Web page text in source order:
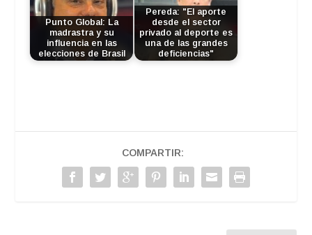
Punto Global: La
madrastra y su
influencia en las
elecciones de Brasil
Pereda: "El aporte
desde el sector
privado al deporte es
una de las grandes
deficiencias"
COMPARTIR: